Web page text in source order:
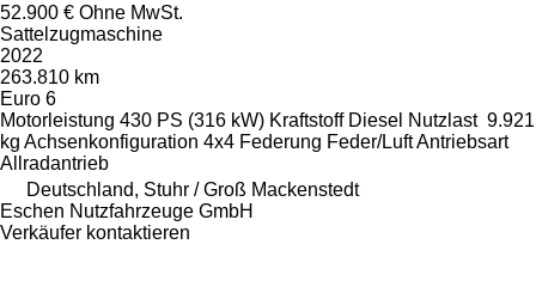
52.900 € Ohne MwSt.
Sattelzugmaschine
2022
263.810 km
Euro 6
Motorleistung 430 PS (316 kW) Kraftstoff Diesel Nutzlast 9.921
kg Achsenkonfiguration 4x4 Federung Feder/LuftAntriebsart
Allradantrieb
Deutschland, Stuhr / Groß Mackenstedt
Eschen Nutzfahrzeuge GmbH
Verkäufer kontaktieren